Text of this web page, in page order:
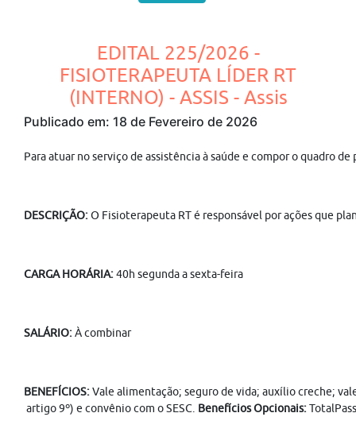
EDITAL 225/2026 -
FISIOTERAPEUTA LÍDER RT
(INTERNO) - ASSIS - Assis
Publicado em: 18 de Fevereiro de 2026
Para atuar no serviço de assistência à saúde e compor o quadro
DESCRIÇÃO:O Fisioterapeuta RT é responsável por ações que
CARGA HORÁRIA:40h segunda a sexta-feira
SALÁRIO:À combinar
BENEFÍCIOS:Vale alimentação; seguro de vida; auxílio creche;
artigo 9º) e convênio com o SESC. Benefícios Opcionais: